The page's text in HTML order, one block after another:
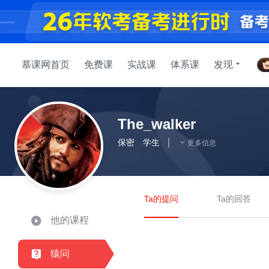
慕课网首页 免费课 实战课 体系课 发现
The_walker
保密 学生 更多信息
他的课程
猿问
Ta的提问 Ta的回答